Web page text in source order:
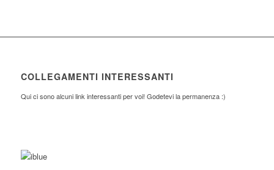
COLLEGAMENTI INTERESSANTI
Qui ci sono alcuni link interessanti per voi! Godetevi la permanenza :)